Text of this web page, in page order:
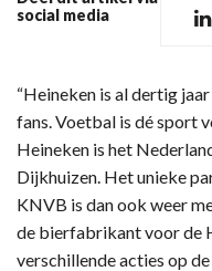
social media
“Heineken is al dertig
fans. Voetbal is dé sport
Heineken is het
Dijkhuizen. Het unieke
KNVB is dan ook weer
de bierfabrikant voor de
verschillende acties op